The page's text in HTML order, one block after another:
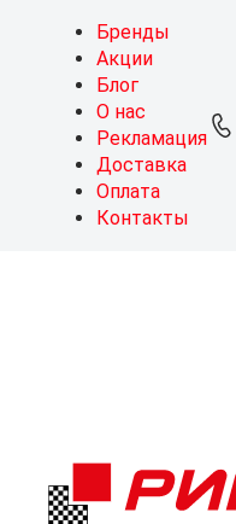
Бренды
Акции
Блог
О нас
Рекламация
Доставка
Оплата
Контакты